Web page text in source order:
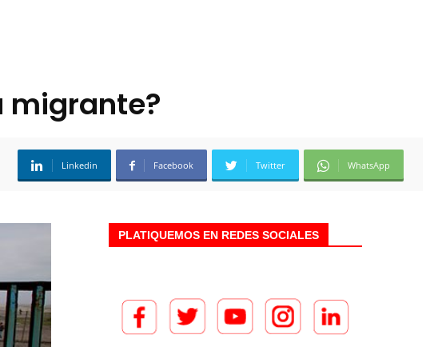
migrante?
Linkedin Facebook Twitter WhatsApp
PLATIQUEMOS EN REDES SOCIALES